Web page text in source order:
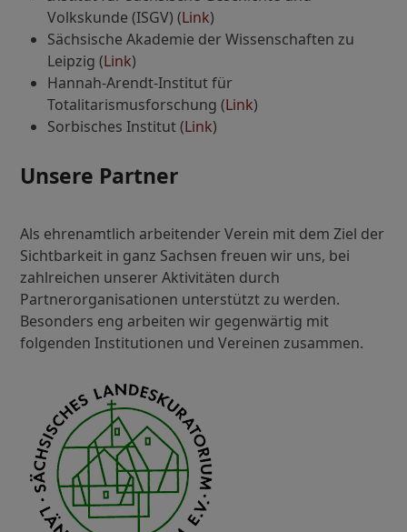
Volkskunde (ISGV) (Link)
Sächsische Akademie der Wissenschaften zu
Leipzig (Link)
Hannah-Arendt-Institut für
Totalitarismusforschung (Link)
Sorbisches Institut (Link)
Unsere Partner
Als ehrenamtlich arbeitender Verein mit dem Ziel der
Sichtbarkeit in ganz Sachsen freuen wir uns, bei
zahlreichen unserer Aktivitäten durch
Partnerorganisationen unterstützt zu werden.
Besonders eng arbeiten wir gegenwärtig mit
folgenden Institutionen und Vereinen zusammen.